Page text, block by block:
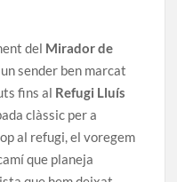
del Mirador de
sender ben marcat
fins al Refugi Lluís
clàssic per a
al refugi, el voregem
que planeja